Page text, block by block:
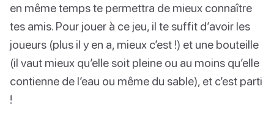
en même temps te permettra de mieux connaître
tes amis. Pour jouer à ce jeu, il te suffit d’avoir les
joueurs (plus il y en a, mieux c’est !) et une bouteille
(il vaut mieux qu’elle soit pleine ou au moins qu’elle
contienne de l’eau ou même du sable), et c’est parti
!